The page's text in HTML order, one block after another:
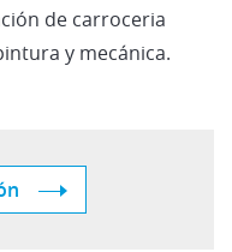
de carroceria
y mecánica.